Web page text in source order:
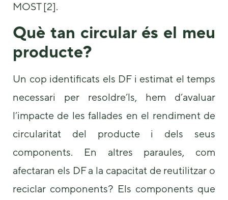
MOST [2].
Què tan circular és el meu
producte?
Un cop identificats els DF i estimat el temps
necessari per resoldre’ls, hem d’avaluar
l’impacte de les fallades en el rendiment de
circularitat del producte i dels seus
components. En altres paraules, com
afectaran els DF a la capacitat de reutilitzar o
reciclar components? Els components que